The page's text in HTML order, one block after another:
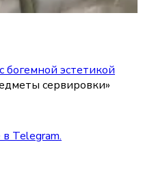
эстетикой
сервировки»
Telegram.